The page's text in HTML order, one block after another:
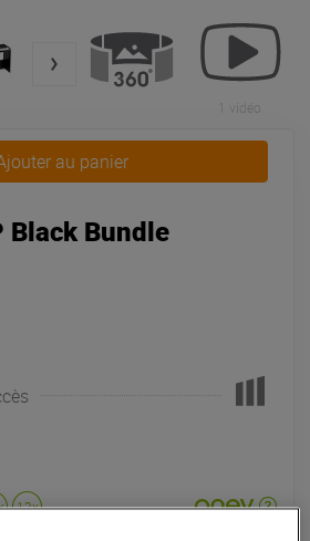
1 vidéo
Ajouter au panier
Black Bundle
12x